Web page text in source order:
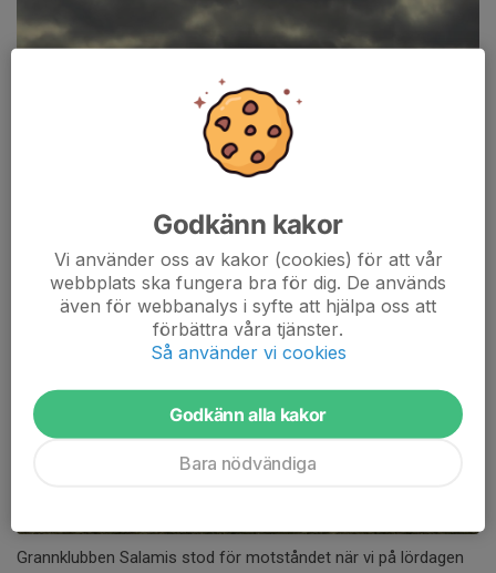
Grannklubben Salamis stod för motståndet när vi på lördagen
Godkänn kakor
Vi använder oss av kakor (cookies) för att vår
webbplats ska fungera bra för dig. De används
även för webbanalys i syfte att hjälpa oss att
förbättra våra tjänster.
Så använder vi cookies
Godkänn alla kakor
Bara nödvändiga